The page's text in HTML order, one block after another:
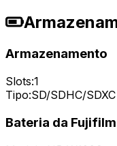
Armazenamento
Slots:1
Tipo:SD/SDHC/
Bateria da